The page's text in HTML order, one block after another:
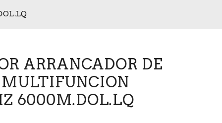
ARRANCADOR DE
6000M.DOL.LQ